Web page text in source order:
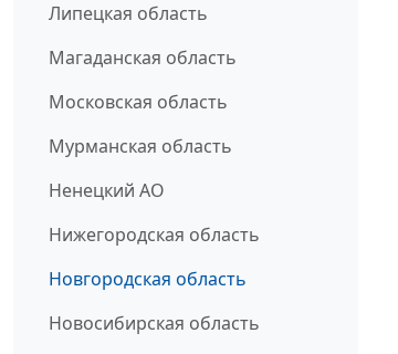
Липецкая область
Магаданская область
Московская область
Мурманская область
Ненецкий АО
Нижегородская область
Новгородская область
Новосибирская область